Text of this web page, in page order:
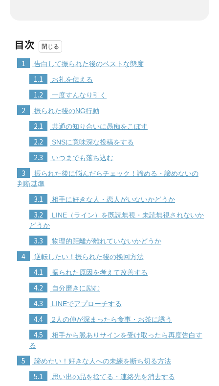
目次
1 告白して振られた後のベストな態度
1.1 お礼を伝える
1.2 一度すんなり引く
2 振られた後のNG行動
2.1 共通の知り合いに愚痴をこぼす
2.2 SNSに意味深な投稿をする
2.3 いつまでも落ち込む
3
振られた後に悩んだらチェック！諦める・諦めないの
判断基準
3.1 相手に好きな人・恋人がいないかどうか
3.2
LINE（ライン）を既読無視・未読無視されないか
どうか
3.3 物理的距離が離れていないかどうか
4 逆転したい！振られた後の挽回方法
4.1 振られた原因を考えて改善する
4.2 自分磨きに励む
4.3 LINEでアプローチする
4.4 2人の仲が深まったら食事・お茶に誘う
4.5
相手から脈ありサインを受け取ったら再度告白す
る
5 諦めたい！好きな人への未練を断ち切る方法
5.1 思い出の品を捨てる・連絡先を消去する